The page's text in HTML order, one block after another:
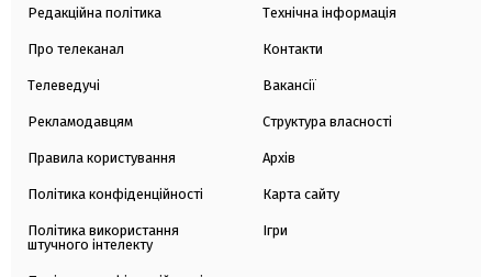
Редакційна політика
Про телеканал
Телеведучі
Рекламодавцям
Правила користування
Політика конфіденційності
Політика використання
штучного інтелекту
Технічна інформація
Контакти
Вакансії
Структура власності
Архів
Карта сайту
Ігри